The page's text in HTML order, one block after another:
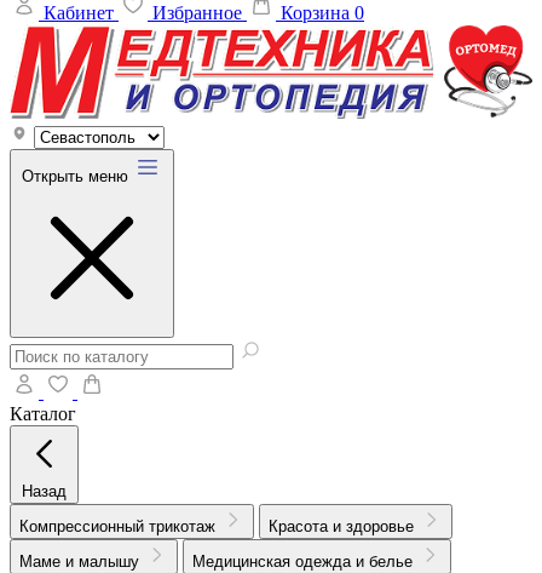
Кабинет Избранное Корзина 0
Открыть меню
Каталог
Назад
Компрессионный трикотаж
Красота и здоровье
Маме и малышу
Медицинская одежда и белье